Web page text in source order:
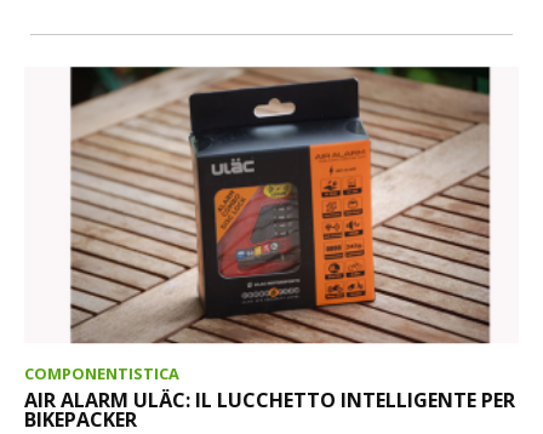
COMPONENTISTICA
AIR ALARM ULÄC: IL LUCCHETTO INTELLIGENTE PER
BIKEPACKER